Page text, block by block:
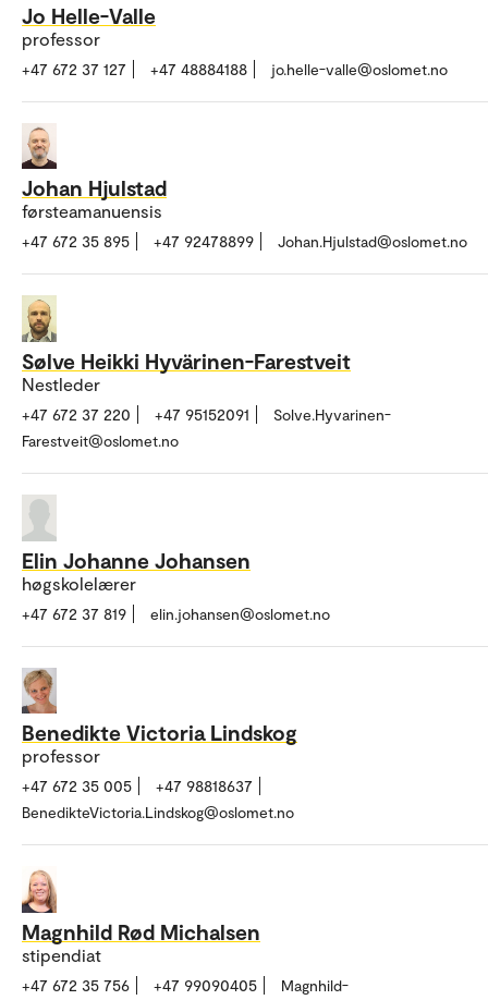
Jo Helle-Valle
professor
+47 672 37 127 +47 48884188 jo.helle-valle@oslomet.no
Johan Hjulstad
førsteamanuensis
+47 672 35 895 +47 92478899 Johan.Hjulstad@oslomet.no
Sølve Heikki Hyvärinen-Farestveit
Nestleder
+47 672 37 220 +47 95152091
Solve.Hyvarinen-
Farestveit@oslomet.no
Elin Johanne Johansen
høgskolelærer
+47 672 37 819 elin.johansen@oslomet.no
Benedikte Victoria Lindskog
professor
+47 672 35 005
+47 98818637
BenedikteVictoria.Lindskog@oslomet.no
Magnhild Rød Michalsen
stipendiat
+47 672 35 756 +47 99090405 Magnhild-